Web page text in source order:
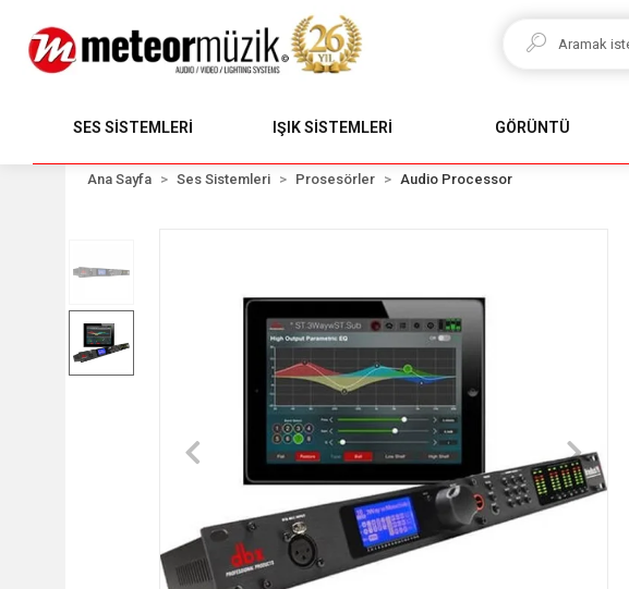
SES SİSTEMLERİ IŞIK SİSTEMLERİ GÖRÜNTÜ
Ana Sayfa Ses Sistemleri Prosesörler Audio Processor